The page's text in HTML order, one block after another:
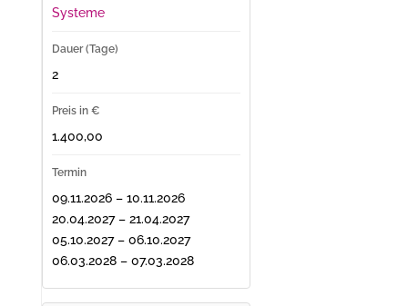
Systeme
2
1.400,00
09.11.2026 – 10.11.2026
20.04.2027 – 21.04.2027
05.10.2027 – 06.10.2027
06.03.2028 – 07.03.2028